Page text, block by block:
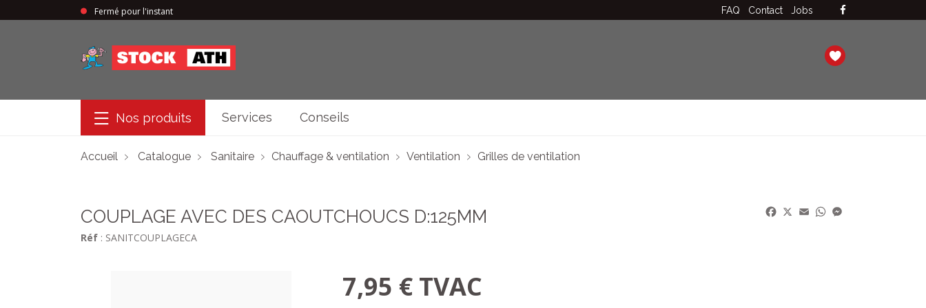
Fermé pour l'instant FAQ Contact Jobs
Nos produits Services Conseils
Accueil Catalogue Sanitaire Chauffage & ventilation Ventilation Grilles de ventilation
COUPLAGE AVEC DES CAOUTCHOUCS D:125MM
Réf : SANITCOUPLAGECA
Facebook
X EmailWhatsApp
7,95 € TVAC